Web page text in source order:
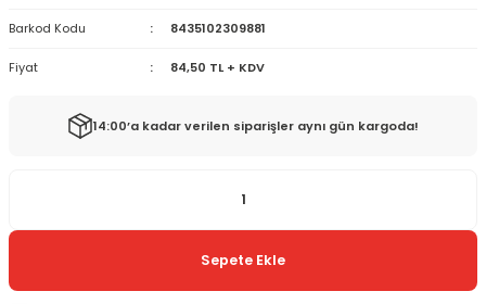
Barkod Kodu 8435102309881
Fiyat 84,50 TL + KDV
14:00’a kadar verilen siparişler aynı gün kargoda!
Sepete Ekle